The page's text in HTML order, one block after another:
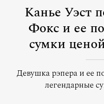
Канье Уэст
Фокс и ее
сумки
Девушка рэпера и ее
легендарные